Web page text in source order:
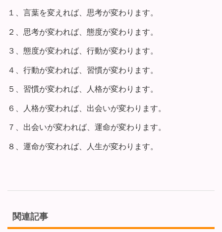
１、言葉を変えれば、思考が変わります。
２、思考が変われば、態度が変わります。
３、態度が変われば、行動が変わります。
４、行動が変われば、習慣が変わります。
５、習慣が変われば、人格が変わります。
６、人格が変われば、出会いが変わります。
７、出会いが変われば、運命が変わります。
８、運命が変われば、人生が変わります。
関連記事